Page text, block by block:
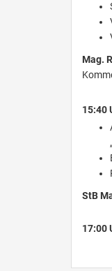
Mag.
15:40
StB
17:00